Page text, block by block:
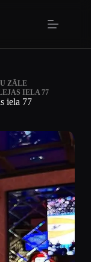
ZĀLE
IELA 77
iela 77